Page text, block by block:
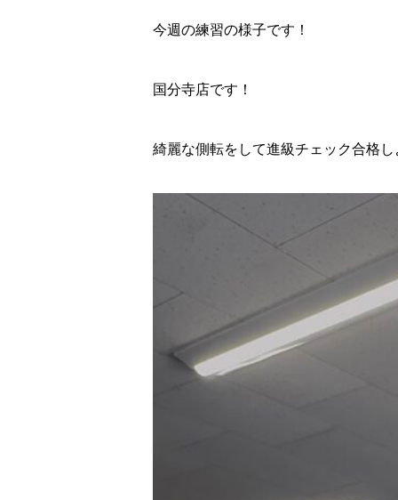
今週の練習の様子です！
国分寺店です！
綺麗な側転をして進級チェック合格し